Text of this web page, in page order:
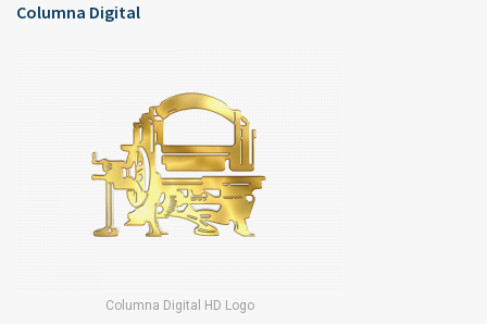
Columna Digital
Columna Digital HD Logo